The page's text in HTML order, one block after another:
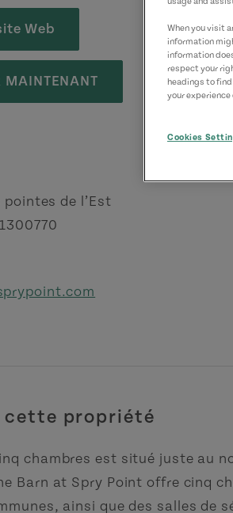
Web
MAINTENANT
de l’Est
cette propriété
chambres est situé juste au
Barn at Spry Point offre cinq
ainsi que des salles de
When you visit
information
information
respect your
headings to
your
Cookies